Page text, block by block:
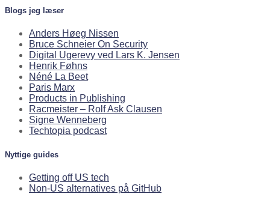
Blogs jeg læser
Anders Høeg Nissen
Bruce Schneier On Security
Digital Ugerevy ved Lars K. Jensen
Henrik Føhns
Néné La Beet
Paris Marx
Products in Publishing
Racmeister – Rolf Ask Clausen
Signe Wenneberg
Techtopia podcast
Nyttige guides
Getting off US tech
Non-US alternatives på GitHub